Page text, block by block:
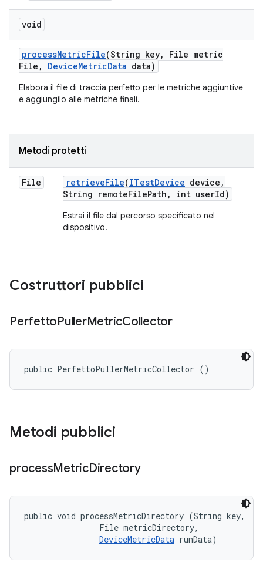
void
processMetricFile(String key,
File metric
File , DeviceMetricData data)
Elabora il file di traccia perfetto per le metriche aggiuntive
e aggiungilo alle metriche finali.
Metodi protetti
File retrieveFile(ITestDevice device ,
String remoteFilePath , int userId)
Estrai il file dal percorso specificato nel
dispositivo.
Costruttori pubblici
PerfettoPullerMetricCollector
public PerfettoPullerMetricCollector ()
Metodi pubblici
processMetricDirectory
public void processMetricDirectory (String key,
                File metricDirectory,
DeviceMetricData runData)